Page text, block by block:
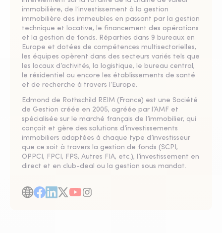
immobilière, de l’investissement à la gestion
immobilière des immeubles en passant par la gestion
technique et locative, le financement des opérations
et la gestion de fonds. Réparties dans 9 bureaux en
Europe et dotées de compétences multisectorielles,
les équipes opèrent dans des secteurs variés tels que
les locaux d’activités, la logistique, le bureau central,
le résidentiel ou encore les établissements de santé
et de recherche à travers l’Europe.
Edmond de Rothschild REIM (France) est une Société
de Gestion créée en 2005, agréée par l’AMF et
spécialisée sur le marché français de l’immobilier, qui
conçoit et gère des solutions d’investissements
immobiliers adaptées à chaque type d’investisseur
que ce soit à travers la gestion de fonds (SCPI,
OPPCI, FPCI, FPS, Autres FIA, etc.), l’investissement en
direct et en club-deal ou la gestion sous mandat.